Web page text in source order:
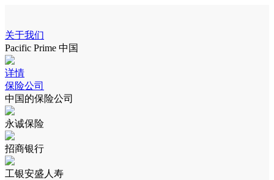
关于我们
Pacific Prime 中国
详情
保险公司
中国的保险公司
永诚保险
招商银行
工银安盛人寿